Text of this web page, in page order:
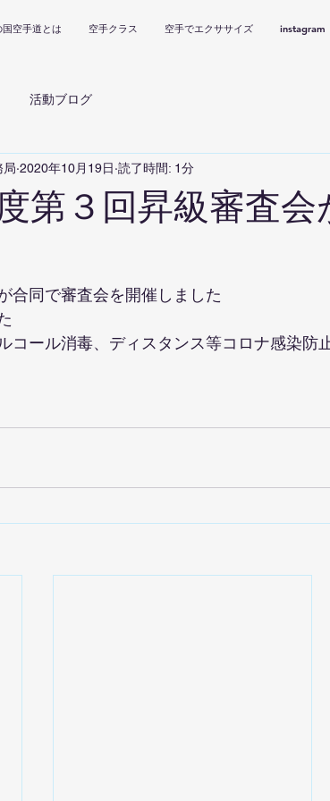
空手道とは 空手クラス 空手でエクササイズ instagram
活動ブログ
第３回昇級審査会
局 2020年10月19日 読了時間: 1分
合同で審査会を開催しました
コール消毒、ディスタンス等コロナ感染防